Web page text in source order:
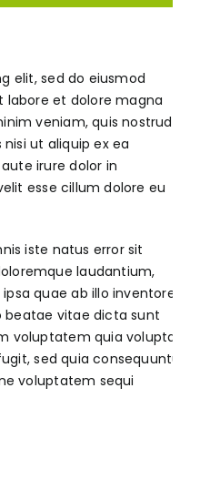
elit, sed do eiusmod
et dolore magna
veniam, quis nostrud
ut aliquip ex ea
irure dolor in
esse cillum dolore eu
iste natus error sit
laudantium,
quae ab illo inventore
vitae dicta sunt
voluptatem quia voluptas
sed quia consequuntur
voluptatem sequi